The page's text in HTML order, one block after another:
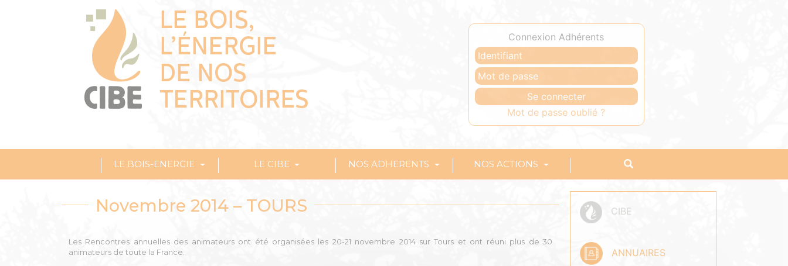
Connexion Adhérents
Mot de passe oublié ?
LE BOIS-ENERGIE LE CIBE NOS ADHERENTS NOS ACTIONS
Novembre 2014 – TOURS
Les Rencontres annuelles des animateurs ont été organisées les 20-21 novembre 2014 sur Tours et ont réuni plus de 30
animateurs de toute la France.
CIBE
ANNUAIRES